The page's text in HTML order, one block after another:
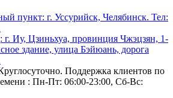
пункт: г. Уссурийск, Челябинск. Тел:
г. Иу, Цзиньхуа, провинция Чжэцзян, 1-
здание, улица Бэйюань, дорога
Поддержка клиентов по
: Пн-Пт: 06:00-23:00, Сб-Вс: